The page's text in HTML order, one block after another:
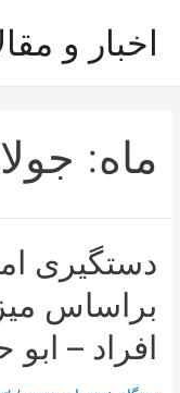
اخبار و
ماه: جولای
دستگیری
براساس
افراد –